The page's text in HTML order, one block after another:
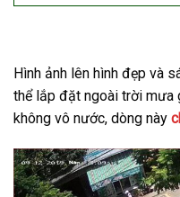
Hình ảnh lên hình đẹp và
thể lắp đặt ngoài trời mưa
không vô nước, dòng này